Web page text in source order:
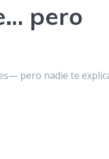
pero
pero nadie te